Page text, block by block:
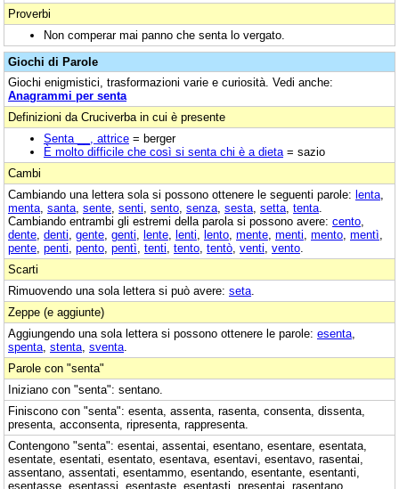
Proverbi
Non comperar mai panno che senta lo vergato.
Giochi di Parole
Giochi enigmistici, trasformazioni varie e curiosità. Vedi anche:
Anagrammi per senta
Definizioni da Cruciverba in cui è presente
Senta __, attrice = berger
È molto difficile che così si senta chi è a dieta = sazio
Cambi
Cambiando una lettera sola si possono ottenere le seguenti parole: lenta
menta santa sente senti sento senza sesta setta tenta
Cambiando entrambi gli estremi della parola si possono avere: cento
dente denti gente genti lente lenti lento mente menti mento mentì
pente penti pento pentì tenti tento tentò venti vento
Scarti
Rimuovendo una sola lettera si può avere: seta
Zeppe (e aggiunte)
Aggiungendo una sola lettera si possono ottenere le parole: esenta
spenta stenta sventa
Parole con "senta"
Iniziano con "senta": sentano.
Finiscono con "senta": esenta, assenta, rasenta, consenta, dissenta,
presenta, acconsenta, ripresenta, rappresenta.
Contengono "senta": esentai, assentai, esentano, esentare, esentata,
esentate, esentati, esentato, esentava, esentavi, esentavo, rasentai,
assentano, assentati, esentammo, esentando, esentante, esentanti,
esentasse, esentassi, esentaste, esentasti, presentai, rasentano,